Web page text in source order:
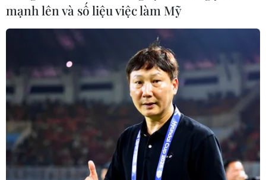
đi theo chu trình ngược - "vùng xanh" chuyển sang "vùng đỏ."
mạnh lên và số liệu việc làm Mỹ